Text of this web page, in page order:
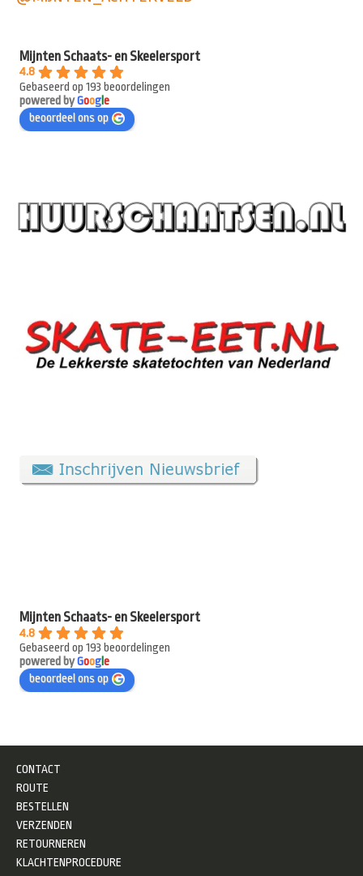
Mijnten Schaats- en Skeelersport
4.8
Gebaseerd op 193 beoordelingen
powered byGooge
beoordeel ons op
Mijnten Schaats- en Skeelersport
4.8
Gebaseerd op 193 beoordelingen
powered byGooge
beoordeel ons op
CONTACT
ROUTE
BESTELLEN
VERZENDEN
RETOURNEREN
KLACHTENPROCEDURE